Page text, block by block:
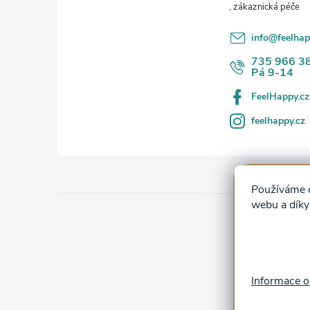
webu a
Informace
r
y
info@
735 966
Pá 9-14
FeelHappy.cz
feelhappy.cz